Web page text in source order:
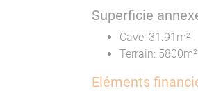
votre projet de
histoire. Offrez-vous
à la sérénité.
Pour plus
Superficie
Cave: 31.91m²
Terrain: 5800m²
Eléments